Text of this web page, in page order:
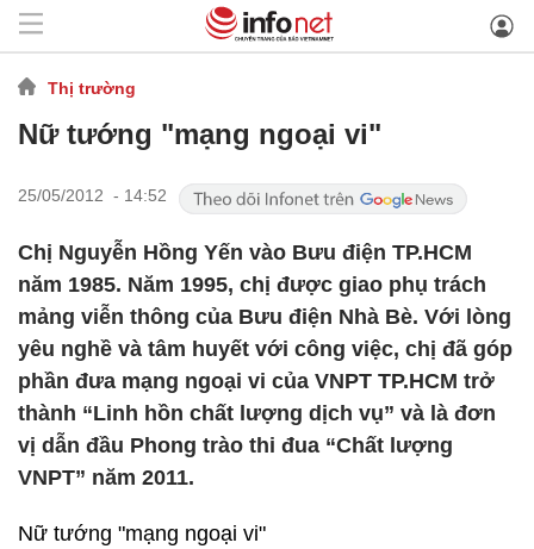
Thị trường
Nữ tướng "mạng ngoại vi"
25/05/2012 - 14:52
Chị Nguyễn Hồng Yến vào Bưu điện TP.HCM
năm 1985. Năm 1995, chị được giao phụ trách
mảng viễn thông của Bưu điện Nhà Bè. Với lòng
yêu nghề và tâm huyết với công việc, chị đã góp
phần đưa mạng ngoại vi của VNPT TP.HCM trở
thành “Linh hồn chất lượng dịch vụ” và là đơn
vị dẫn đầu Phong trào thi đua “Chất lượng
VNPT” năm 2011.
Nữ tướng "mạng ngoại vi"